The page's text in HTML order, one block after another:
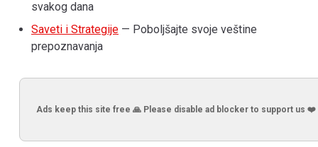
svakog dana
Saveti i Strategije — Poboljšajte svoje veštine
prepoznavanja
Ads keep this site free 🙏 Please disable ad blocker to support us ❤️